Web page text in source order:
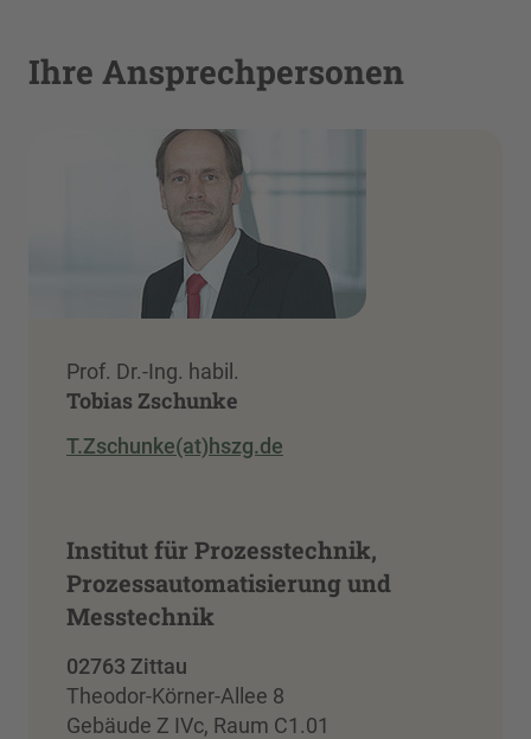
Ihre Ansprechpersonen
Prof. Dr.-Ing. habil.
Tobias Zschunke
T.Zschunke(at)hszg.de
Institut für Prozesstechnik,
Prozessautomatisierung und
Messtechnik
02763 Zittau
Theodor-Körner-Allee 8
Gebäude Z IVc, Raum C1.01